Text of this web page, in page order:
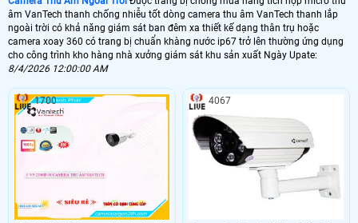
âm VanTech thanh chống nhiễu tốt dòng camera thu âm VanTech thanh lắp
ngoài trời có khả năng giám sát ban đêm xa thiết kế dạng thân trụ hoặc
camera xoay 360 có trang bị chuẩn khàng nước ip67 trở lên thường ứng dụng
cho công trình kho hàng nhà xưởng giám sát khu sản xuất Ngày Upate:
8/4/2026 12:00:00 AM
1700 4067